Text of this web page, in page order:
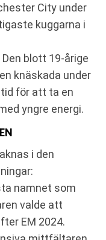
City under
kuggarna i
Den blott 19-årige
knäskada under
för att ta en
yngre energi.
i den
namnet som
valde att
EM 2024.